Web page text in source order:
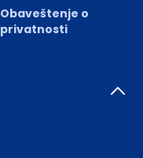
Obaveštenje o
privatnosti